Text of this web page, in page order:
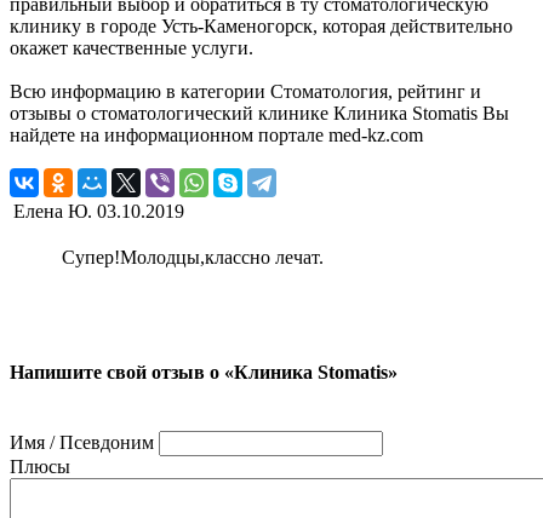
правильный выбор и обратиться в ту стоматологическую
клинику в городе Усть-Каменогорск, которая действительно
окажет качественные услуги.
Всю информацию в категории Стоматология, рейтинг и
отзывы о стоматологический клинике Клиника Stomatis Вы
найдете на информационном портале med-kz.com
Елена Ю. 03.10.2019
Супер!Молодцы,классно лечат.
Напишите свой отзыв о «Клиника Stomatis»
Имя / Псевдоним
Плюсы